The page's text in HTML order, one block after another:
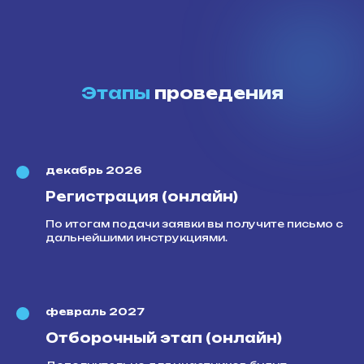
Этапы проведения
декабрь 2026
Регистрация (онлайн)
По итогам подачи заявки вы получите письмо с
дальнейшими инструкциями.
февраль 2027
Отборочный этап (онлайн)